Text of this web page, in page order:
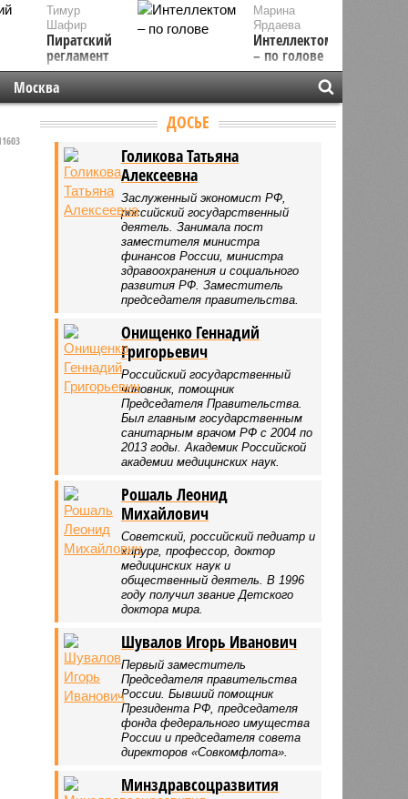
Марина
Ярдаева
Интеллектом
– по голове
Тимур
Шафир
Пиратский
регламент
Москва
ДОСЬЕ
Голикова Татьяна
Алексеевна
Заслуженный экономист РФ,
российский государственный
деятель. Занимала пост
заместителя министра
финансов России, министра
здравоохранения и социального
развития РФ. Заместитель
председателя правительства.
Онищенко Геннадий
Григорьевич
Российский государственный
чиновник, помощник
Председателя Правительства.
Был главным государственным
санитарным врачом РФ с 2004 по
2013 годы. Академик Российской
академии медицинских наук.
Рошаль Леонид
Михайлович
Советский, российский педиатр и
хирург, профессор, доктор
медицинских наук и
общественный деятель. В 1996
году получил звание Детского
доктора мира.
Шувалов Игорь Иванович
Первый заместитель
Председателя правительства
России. Бывший помощник
Президента РФ, председателя
фонда федерального имущества
России и председателя совета
директоров «Совкомфлота».
Минздравсоцразвития